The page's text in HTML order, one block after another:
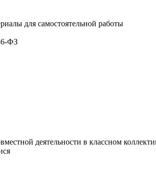
для самостоятельной работы
ФЗ
деятельности в классном